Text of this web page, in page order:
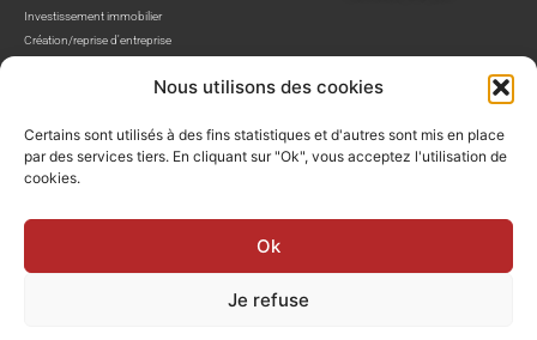
Nous utilisons des cookies
Certains sont utilisés à des fins statistiques et d'autres sont mis en place
par des services tiers. En cliquant sur "Ok", vous acceptez l'utilisation de
cookies.
Ok
Je refuse
Investissement immobilier
Création/reprise d'entreprise
POLE SUD, TOUS DROITS RÉSERVÉS © SITE WEB RÉALISÉ PAR AUSTRA
Politique de confidentialitéMentions légalesGestion cookies